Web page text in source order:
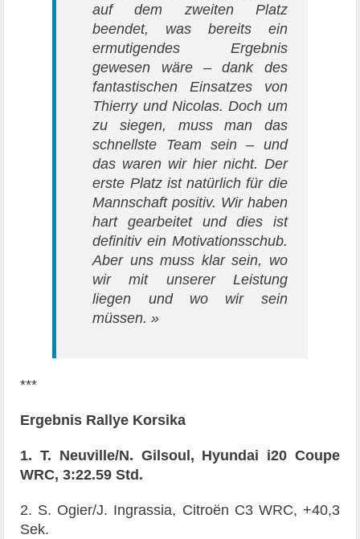
auf dem zweiten Platz
beendet, was bereits ein
ermutigendes Ergebnis
gewesen wäre – dank des
fantastischen Einsatzes von
Thierry und Nicolas. Doch um
zu siegen, muss man das
schnellste Team sein – und
das waren wir hier nicht. Der
erste Platz ist natürlich für die
Mannschaft positiv. Wir haben
hart gearbeitet und dies ist
definitiv ein Motivationsschub.
Aber uns muss klar sein, wo
wir mit unserer Leistung
liegen und wo wir sein
müssen. »
***
Ergebnis Rallye Korsika
1. T. Neuville/N. Gilsoul, Hyundai i20 Coupe
WRC, 3:22.59 Std.
2. S. Ogier/J. Ingrassia, Citroën C3 WRC, +40,3
Sek.